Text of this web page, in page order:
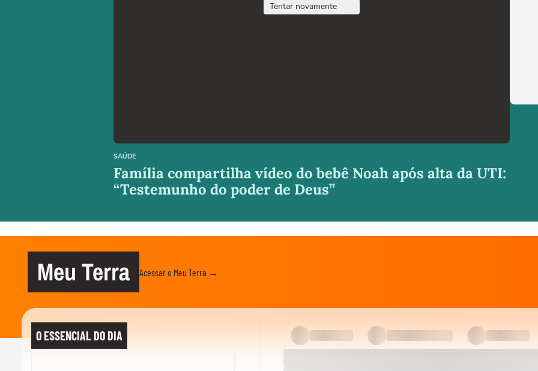
Tentar novamente
SAÚDE
Família compartilha vídeo do bebê Noah após alta da UTI:
“Testemunho do poder de Deus”
Meu Terra Acessar o Meu Terra →
O ESSENCIAL DO DIA